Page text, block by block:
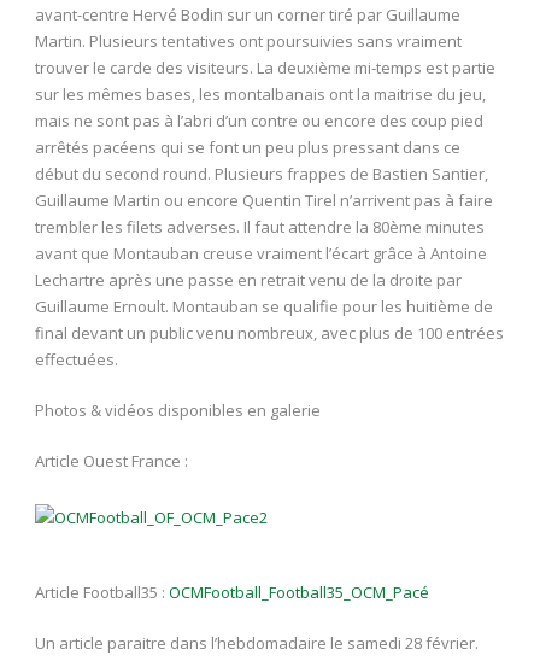
avant-centre Hervé Bodin sur un corner tiré par Guillaume
Martin. Plusieurs tentatives ont poursuivies sans vraiment
trouver le carde des visiteurs. La deuxième mi-temps est partie
sur les mêmes bases, les montalbanais ont la maitrise du jeu,
mais ne sont pas à l’abri d’un contre ou encore des coup pied
arrêtés pacéens qui se font un peu plus pressant dans ce
début du second round. Plusieurs frappes de Bastien Santier,
Guillaume Martin ou encore Quentin Tirel n’arrivent pas à faire
trembler les filets adverses. Il faut attendre la 80ème minutes
avant que Montauban creuse vraiment l’écart grâce à Antoine
Lechartre après une passe en retrait venu de la droite par
Guillaume Ernoult. Montauban se qualifie pour les huitième de
final devant un public venu nombreux, avec plus de 100 entrées
effectuées.
Photos & vidéos disponibles en galerie
Article Ouest France :
Article Football35 : OCMFootball_Football35_OCM_Pacé
Un article paraitre dans l’hebdomadaire le samedi 28 février.